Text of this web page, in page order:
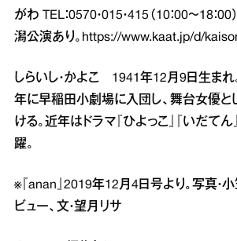
がわ TEL：0570・015・415（10：00～18：
潟公演あり。 https://www.kaat.jp/d/
しらいし・かよこ 1941年12月9日生まれ
年に早稲田小劇場に入団し、舞台女優と
ける。近年はドラマ『ひよっこ』『いだて
躍。
※『anan』2019年12月4日号より。写真
ビュー、文・望月リサ